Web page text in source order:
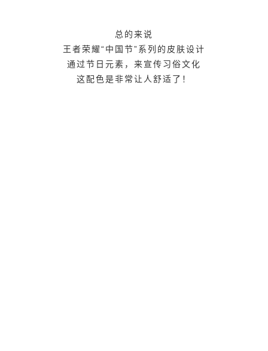
总的来说
王者荣耀“中国节”系列的皮肤设计
通过节日元素，来宣传习俗文化
这配色是非常让人舒适了！
立刻支付